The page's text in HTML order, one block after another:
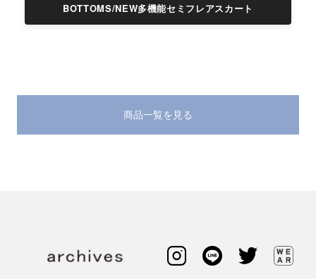
BOTTOMS/NEW多機能セミフレアスカート
商品一覧を見る